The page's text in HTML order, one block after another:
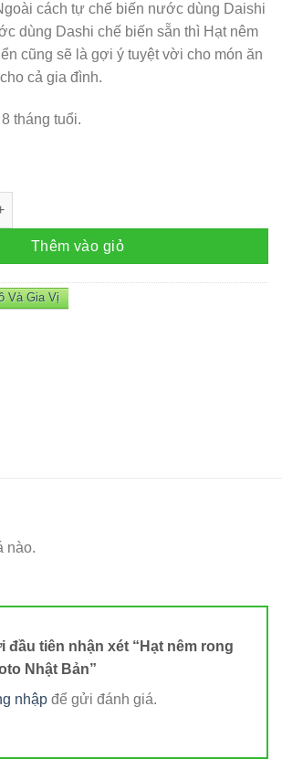
cách tự chế biến nước dùng Daishi
dùng Dashi chế biến sẵn thì Hạt nêm
cũng sẽ là gợi ý tuyệt vời cho món ăn
cả gia đình.
tháng tuổi.
Ajinomoto Nhật Bản số lượng
Thêm vào giỏ
Và Gia Vị
nào.
đầu tiên nhận xét “Hạt nêm rong
Nhật Bản”
nhập để gửi đánh giá.